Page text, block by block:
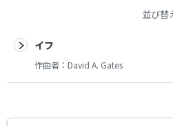
並び替
イフ
作曲者： David A. Gates